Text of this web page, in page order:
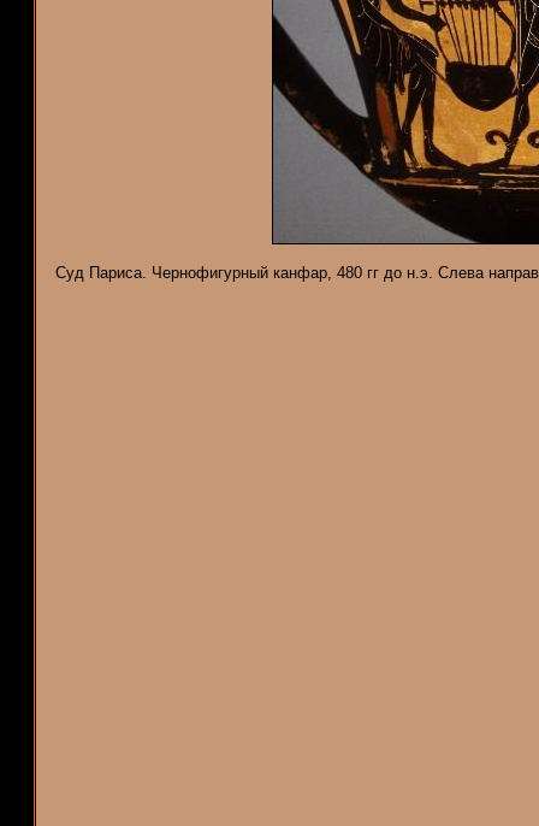
Суд Париса. Чернофигурный канфар, 480 гг до н.э. Слева